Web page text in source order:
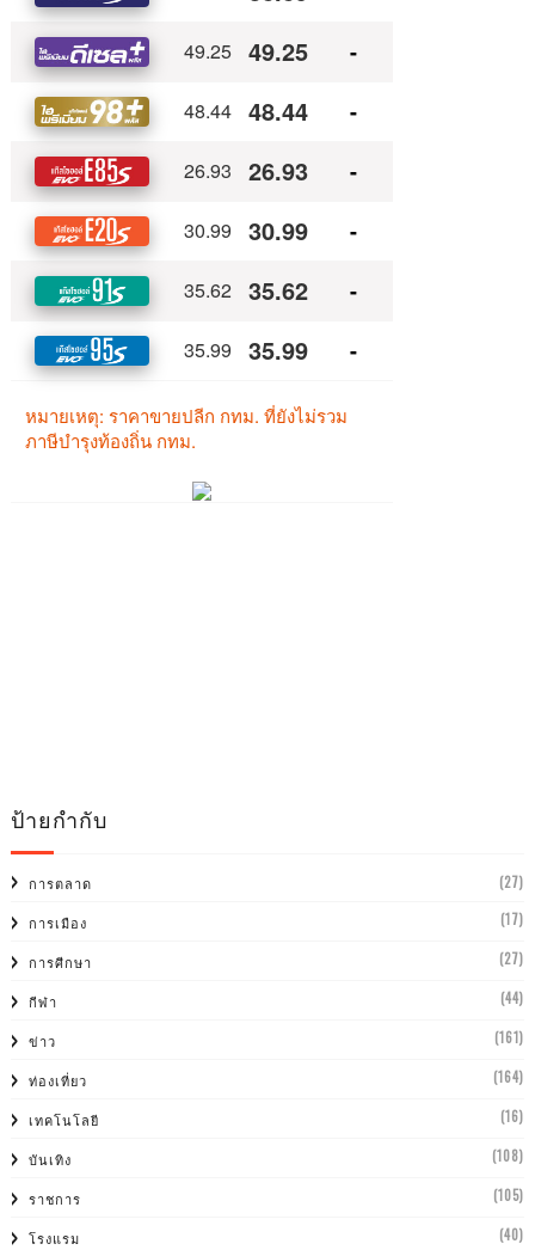
ป้ายกำกับ
การตลาด (27)
การเมือง (17)
การศีกษา (27)
กีฬา (44)
ข่าว (161)
ท่องเที่ยว (164)
เทคโนโลยี (16)
บันเทิง (108)
ราชการ (105)
โรงแรม (40)